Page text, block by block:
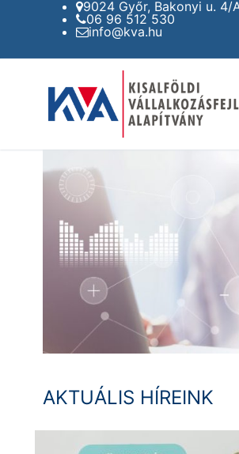
9024 Győr, Bakonyi u. 4/
06 96 512 530
info@kva.hu
AKTUÁLIS HÍREINK